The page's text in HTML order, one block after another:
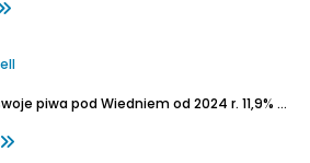
piwa pod Wiedniem od 2024 r. 11,9% ekstr.